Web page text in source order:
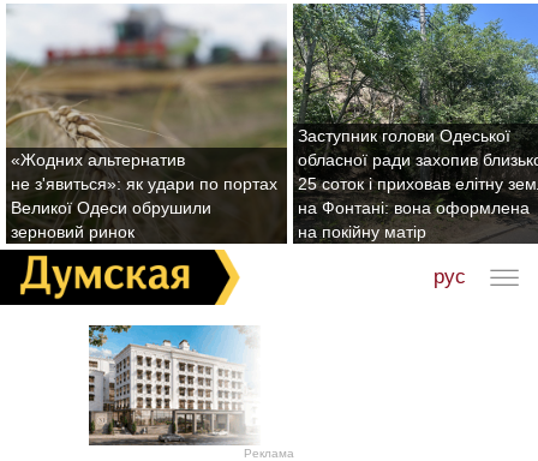
«Жодних альтернатив
не з'явиться»: як удари по портах
Великої Одеси обрушили
зерновий ринок
Заступник голови Одеської
обласної ради захопив
25 соток і приховав елітну
на Фонтані: вона оформлена
на покійну матір
рус
Реклама